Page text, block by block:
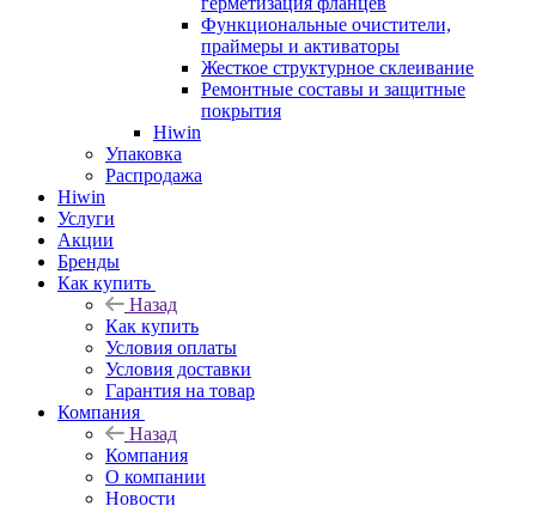
Функциональные очистители,
праймеры и активаторы
Жесткое структурное склеивание
Ремонтные составы и защитные
покрытия
Hiwin
Упаковка
Распродажа
Hiwin
Услуги
Акции
Бренды
Как купить
Назад
Как купить
Условия оплаты
Условия доставки
Гарантия на товар
Компания
Назад
Компания
О компании
Новости